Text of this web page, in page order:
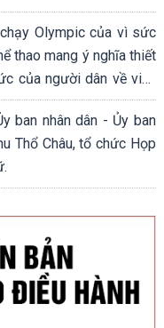
Olympic của vì sức
thao mang ý nghĩa thiết
của người dân về việc
lành mạnh.
ban nhân dân - Ủy ban
Thổ Châu, tổ chức Họp